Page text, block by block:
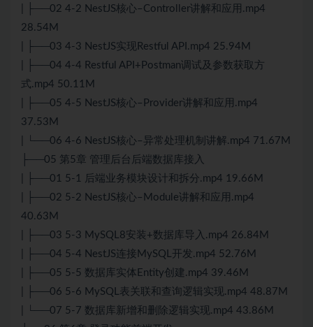
| ├──02 4-2 NestJS核心–Controller讲解和应用.mp4
28.54M
| ├──03 4-3 NestJS实现Restful API.mp4 25.94M
| ├──04 4-4 Restful API+Postman调试及参数获取方
式.mp4 50.11M
| ├──05 4-5 NestJS核心–Provider讲解和应用.mp4
37.53M
| └──06 4-6 NestJS核心–异常处理机制讲解.mp4 71.67M
├──05 第5章 管理后台后端数据库接入
| ├──01 5-1 后端业务模块设计和拆分.mp4 19.66M
| ├──02 5-2 NestJS核心–Module讲解和应用.mp4
40.63M
| ├──03 5-3 MySQL8安装+数据库导入.mp4 26.84M
| ├──04 5-4 NestJS连接 MySQL开发.mp4 52.76M
| ├──05 5-5 数据库实体Entity创建.mp4 39.46M
| ├──06 5-6 MySQL表关联和查询逻辑实现.mp4 48.87M
| └──07 5-7 数据库新增和删除逻辑实现.mp4 43.86M